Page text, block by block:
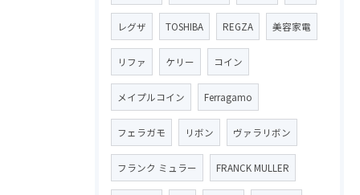
レグザ TOSHIBA REGZA 美容家電
リファ ケリー コイン
メイプルコイン Ferragamo
フェラガモ リボン ヴァラリボン
フランク ミュラー FRANCK MULLER